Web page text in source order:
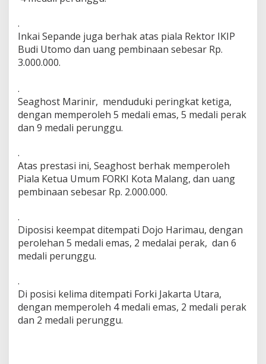
.
Inkai Sepande juga berhak atas piala Rektor IKIP
Budi Utomo dan uang pembinaan sebesar Rp.
3.000.000.
.
Seaghost Marinir, menduduki peringkat ketiga,
dengan memperoleh 5 medali emas, 5 medali perak
dan 9 medali perunggu.
.
Atas prestasi ini, Seaghost berhak memperoleh
Piala Ketua Umum FORKI Kota Malang, dan uang
pembinaan sebesar Rp. 2.000.000.
.
Diposisi keempat ditempati Dojo Harimau, dengan
perolehan 5 medali emas, 2 medalai perak, dan 6
medali perunggu.
.
Di posisi kelima ditempati Forki Jakarta Utara,
dengan memperoleh 4 medali emas, 2 medali perak
dan 2 medali perunggu.